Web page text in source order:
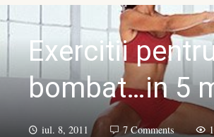
Exercitii
bombat…in 5
iul. 8, 2011 7 Comments